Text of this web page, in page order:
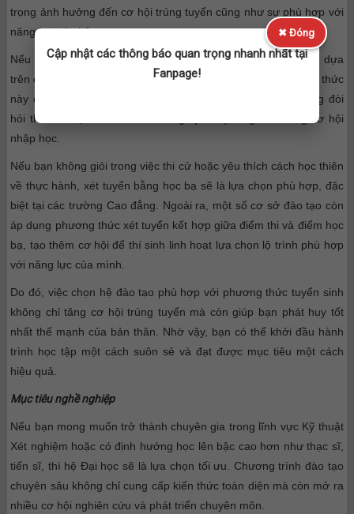
trọng ảnh hưởng đến cơ hội trúng tuyển cũng như sự phù hợp với
năng lực cá nhân.
Nếu bạn có thế mạnh trong học tập và làm bài thi, xét tuyển dựa
trên điểm thi tốt nghiệp THPT sẽ là lựa chọn ưu tiên. Phương thức
này được áp dụng rộng rãi tại các trường Đại học và thường đòi
hỏi thí sinh đạt điểm số cao trong kỳ thi quốc gia để tăng cơ hội
nhập học.
Nếu bạn không giỏi trong việc thi cử hoặc yêu thích cách học thiên
về thực hành, xét tuyển bằng học bạ sẽ là lựa chọn phù hợp, đặc
biệt tại các trường Cao đẳng. Ngoài ra, một số cơ sở đào tạo còn
áp dụng phương thức xét tuyển kết hợp giữa điểm thi và điểm học
bạ, tạo thêm cơ hội để thí sinh linh hoạt lựa chọn lộ trình phù hợp
với năng lực của mình.
Do đó, việc chọn hệ đào tạo phù hợp với phương thức tuyển sinh
không chỉ tăng cơ hội trúng tuyển mà còn giúp bạn phát huy tốt
nhất thế mạnh của bản thân. Nhờ vậy, bạn có thể khởi đầu hành
trình học tập một cách suôn sẻ và đạt được mục tiêu một cách
hiệu quả.
Mục tiêu nghề nghiệp
Nếu bạn mong muốn trở thành chuyên gia trong lĩnh vực Kỹ thuật
Xét nghiệm hoặc có định hướng học lên bậc cao hơn như thạc sĩ,
tiến sĩ, thì hệ Đại học sẽ là lựa chọn tối ưu. Chương trình đào tạo
chuyên sâu không chỉ cung cấp kiến thức toàn diện mà còn mở ra
nhiều cơ hội nghiên cứu và phát triển chuyên môn.
✖ Đóng
Cập nhật các thông báo quan trọng nhanh nhất tại
Fanpage!